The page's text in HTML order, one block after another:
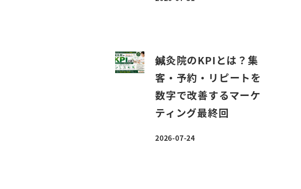
投稿日
鍼灸院のKPIとは？集
客・予約・リピートを
数字で改善するマーケ
ティング最終回
投稿日
2026-07-24